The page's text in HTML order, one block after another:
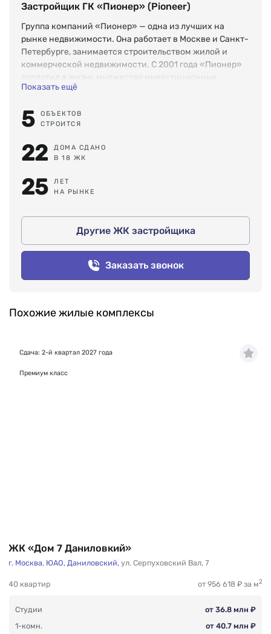
Застройщик ГК «Пионер» (Pioneer)
Группа компаний «Пионер» — одна из лучших на
рынке недвижимости. Она работает в Москве и Санкт-
Петербурге, занимается строительством жилой и
коммерческой недвижимости. С 2001 года «Пионер»
воплотил в жизнь множество инвестиционных
проектов, основанных на принципе оптимального
представлены жилой комплекс «Сходненская», дом
на Коровинском шоссе, многофункциональный
Показать ещё
5
ОБЪЕКТОВ
СТРОИТСЯ
22
ДОМА СДАНО
В 18 ЖК
25
ЛЕТ
НА РЫНКЕ
Другие ЖК застройщика
Заказать звонок
Похожие жилые комплексы
ЖК «Дом 7 Даниловкий»
г. Москва, ЮАО, Даниловский, ул. Серпуховский Вал, 7
40 квартир от 956 618 ₽ за м2
Студии
от 36.8 млн ₽
1-комн.
от 40.7 млн ₽
Сдача: 2-й квартал 2027 года
Премиум класс